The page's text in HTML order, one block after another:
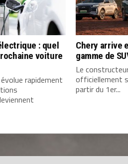
: quel
voiture
rapidement
Chery arrive
gamme de
Le
officiellement
partir du 1er...